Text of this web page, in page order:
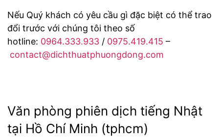
Nếu Quý khách có yêu cầu gì đặc biệt có thể trao
đổi trước với chúng tôi theo số
hotline: 0964.333.933 / 0975.419.415 –
contact@dichthuatphuongdong.com
Văn phòng phiên dịch tiếng Nhật
tại Hồ Chí Minh (tphcm)